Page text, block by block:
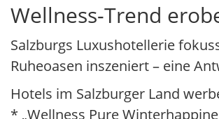
Wellness-Trend
Salzburgs Luxushotellerie
Ruheoasen inszeniert – eine
Hotels im Salzburger Land
* „Wellness Pure